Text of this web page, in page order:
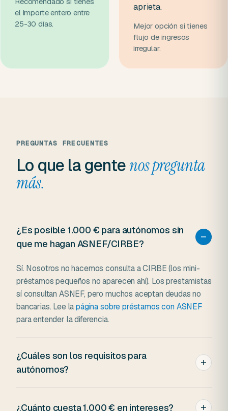
el importe entero entre
25-30 días.
aprieta.
Mejor opción si tienes
flujo de ingresos
irregular.
PREGUNTAS FRECUENTES
Lo que la gentenos pregunta
más.
¿Es posible 1.000 € para autónomos sin
que me hagan ASNEF/CIRBE?
Sí. Nosotros no hacemos consulta a CIRBE (los mini-
préstamos pequeños no aparecen ahí). Los prestamistas
sí consultan ASNEF, pero muchos aceptan deudas no
bancarias. Lee lapágina sobre préstamos con ASNEF
para entender la diferencia.
¿Cuáles son los requisitos para
autónomos?
móvil de contacto y capacidad de devolución
¿Cuánto cuesta 1.000 € en intereses?